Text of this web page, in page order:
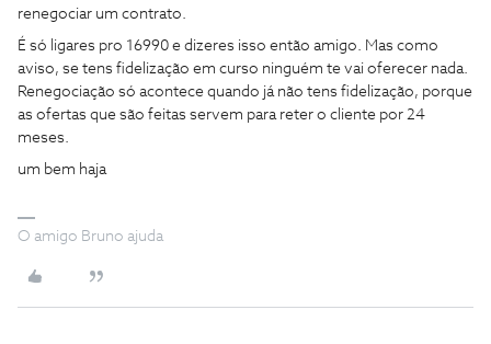
renegociar um contrato.
É só ligares pro 16990 e dizeres isso então amigo. Mas como
aviso, se tens fidelização em curso ninguém te vai oferecer nada.
Renegociação só acontece quando já não tens fidelização, porque
as ofertas que são feitas servem para reter o cliente por 24
meses.
um bem haja
O amigo Bruno ajuda